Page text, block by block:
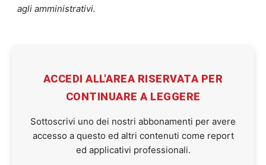
agli amministrativi.
ACCEDI ALL'AREA RISERVATA PER
CONTINUARE A LEGGERE
Sottoscrivi uno dei nostri abbonamenti per avere
accesso a questo ed altri contenuti come report
ed applicativi professionali.